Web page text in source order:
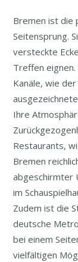
Bremen ist die
Seitensprung.
versteckte
Treffen eignen.
Kanäle, wie
Ihre
Restaurants,
Bremen
abgeschirmter
im
Zudem ist die
deutsche
bei einem
vielfältigen